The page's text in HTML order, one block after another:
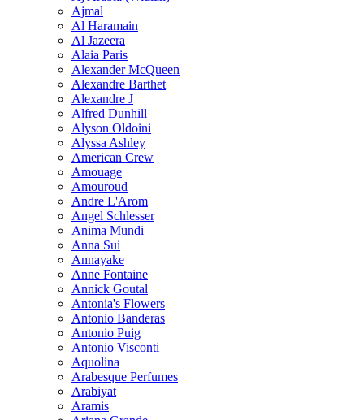
Ajmal
Al Haramain
Al Jazeera
Alaia Paris
Alexander McQueen
Alexandre Barthet
Alexandre J
Alfred Dunhill
Alyson Oldoini
Alyssa Ashley
American Crew
Amouage
Amouroud
Andre L'Arom
Angel Schlesser
Anima Mundi
Anna Sui
Annayake
Anne Fontaine
Annick Goutal
Antonia's Flowers
Antonio Banderas
Antonio Puig
Antonio Visconti
Aquolina
Arabesque Perfumes
Arabiyat
Aramis